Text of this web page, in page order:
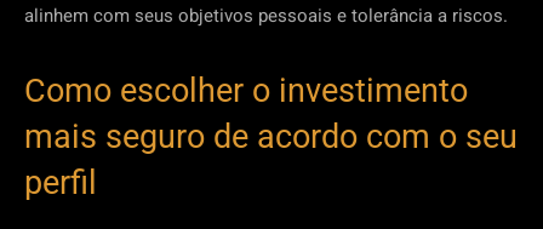
alinhem com seus objetivos pessoais e tolerância a riscos.
Como escolher o investimento
mais seguro de acordo com o seu
perfil